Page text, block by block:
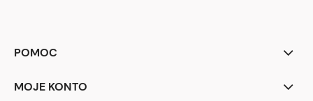
POMOC
MOJE KONTO